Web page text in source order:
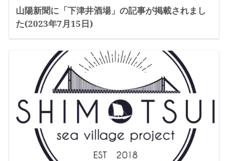
山陽新聞に「下津井酒場」の記事が掲載されまし
た(2023年7月15日)